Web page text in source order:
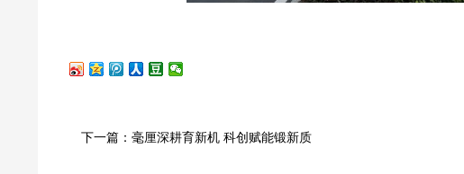
下一篇：毫厘深耕育新机 科创赋能锻新质